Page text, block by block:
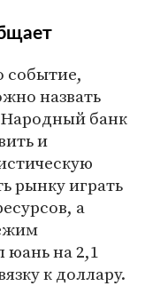
событие,
назвать
банк
и
рынку играть
а
юань на 2,1
к доллару.